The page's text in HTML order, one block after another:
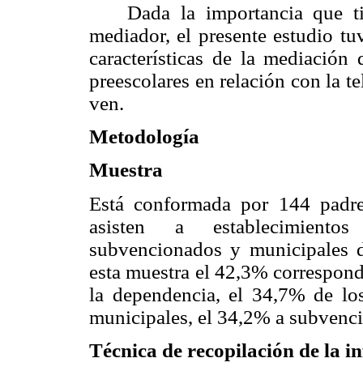
Dada la importancia que
mediador, el presente estudio
características de la
preescolares en relación con la
ven.
Metodología
Muestra
Está conformada por 144
asisten a
subvencionados y
esta muestra el 42,3%
la dependencia, el 34,7% de
municipales, el 34,2% a
Técnica de recopilación de la